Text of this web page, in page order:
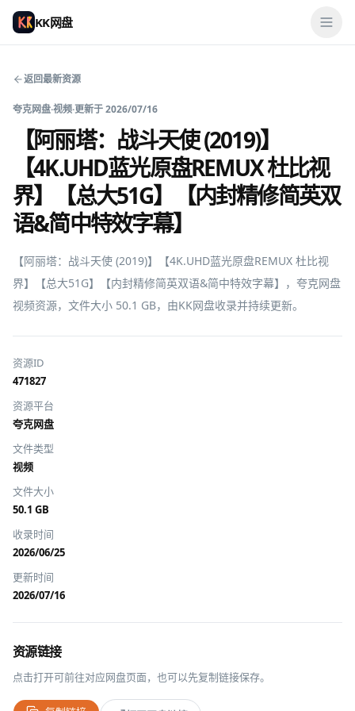
KK网盘
返回最新资源
夸克网盘·视频·更新于2026/07/16
【阿丽塔：战斗天使 (2019)】
【4K.UHD蓝光原盘REMUX 杜比视
界】【总大51G】【内封精修简英双
语&简中特效字幕】
【阿丽塔：战斗天使 (2019)】【4K.UHD蓝光原盘REMUX 杜比视
界】【总大51G】【内封精修简英双语&简中特效字幕】，夸克网盘
视频资源，文件大小 50.1 GB，由KK网盘收录并持续更新。
资源ID
471827
资源平台
夸克网盘
文件类型
视频
文件大小
50.1 GB
收录时间
2026/06/25
更新时间
2026/07/16
资源链接
点击打开可前往对应网盘页面，也可以先复制链接保存。